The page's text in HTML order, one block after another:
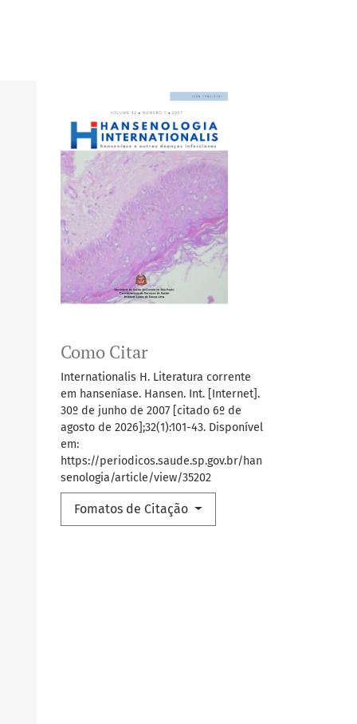
Como Citar
Internationalis H. Literatura corrente
em hanseníase. Hansen. Int. [Internet].
30º de junho de 2007 [citado 6º de
agosto de 2026];32(1):101-43. Disponível
em:
https://periodicos.saude.sp.gov.br/han
senologia/article/view/35202
Fomatos de Citação